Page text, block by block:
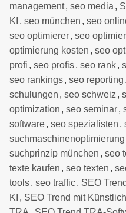
management, seo media ,
KI , seo münchen , seo
seo optimierer, seo
optimierung kosten , seo
profi , seo profis, seo rank,
seo rankings, seo reporting ,
schulungen , seo schweiz ,
optimization , seo seminar,
software, seo spezialisten ,
suchmaschinenoptimierung
suchprinzip münchen , seo
texte kaufen , seo texten ,
tools, seo traffic, SEO
KI , SEO Trend mit